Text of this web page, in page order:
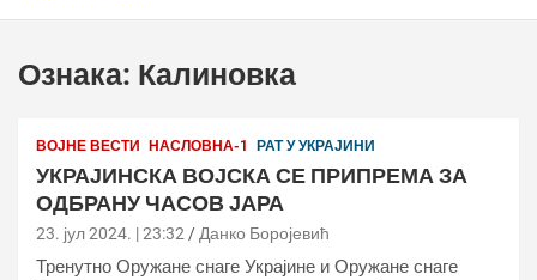
Ознака: Калиновка
ВОЈНЕ ВЕСТИ НАСЛОВНА-1 РАТ У УКРАЈИНИ
УКРАЈИНСКА ВОЈСКА СЕ ПРИПРЕМА ЗА
ОДБРАНУ ЧАСОВ ЈАРА
23. јул 2024. | 23:32 Данко Боројевић
Тренутно Оружане снаге Украјине и Оружане снаге